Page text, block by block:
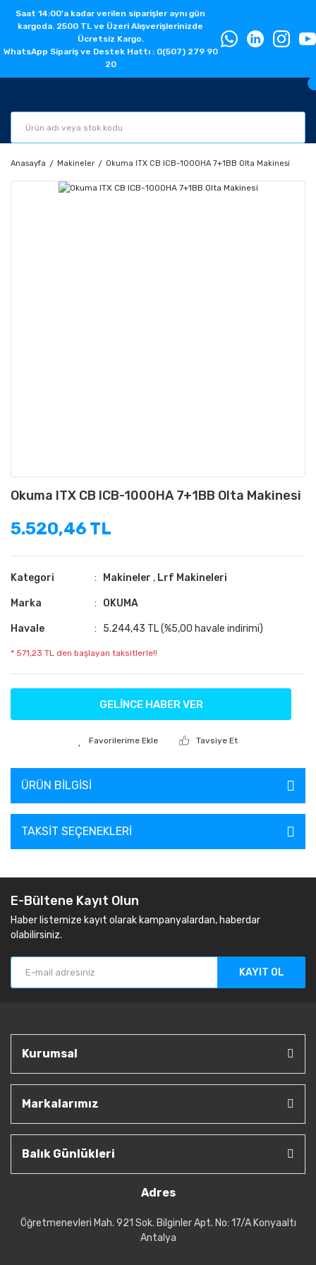
Saat 14:00'a kadar verilen siparişler aynı gün
kargoda. 2500 TL ve Üzeri Alışverişlerinizde
Ücretsiz Kargo.
WhatsApp Sipariş ve Destek Hattı : 0(507) 279 90
20
Anasayfa Makineler Okuma ITX CB ICB-1000HA 7+1BB Olta Makinesi
Okuma ITX CB ICB-1000HA 7+1BB Olta Makinesi
5.520,46 TL
Kategori Makineler , Lrf Makineleri
Marka OKUMA
Havale 5.244,43 TL (%5,00 havale indirimi)
* 571,23 TL den başlayan taksitlerle!!
GELİNCE HABER VER
Tavsiye Et
ÜRÜN BILGISI
TAKSIT SEÇENEKLERI
E-Bültene Kayıt Olun
Haber listemize kayıt olarak kampanyalardan, haberdar
olabilirsiniz.
KAYIT OL
Kurumsal
Markalarımız
Balık Günlükleri
Adres
Öğretmenevleri Mah. 921 Sok. Bilginler Apt. No: 17/A Konyaaltı
Antalya